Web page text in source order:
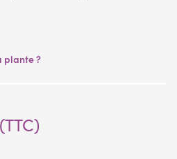
de support de fixation (
plante ?
(TTC)